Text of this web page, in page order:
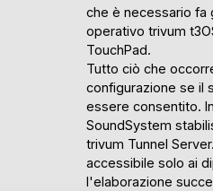
che è necessario fa
operativo trivum
TouchPad.
Tutto ciò che
configurazione se il
essere consentito.
SoundSystem
trivum Tunnel
accessibile solo ai
l'elaborazione